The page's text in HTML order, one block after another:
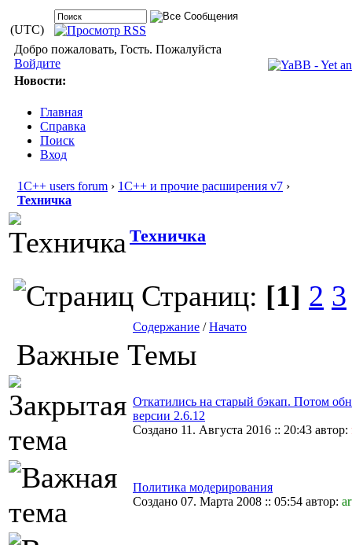
(UTC)
Добро пожаловать, Гость. Пожалуйста
Войдите
Новости:
Главная
Справка
Поиск
Вход
1С++ users forum › 1С++ и прочие расширения v7 ›
Техничка
Техничка
Страниц: [1] 2 3
Содержание /Начато
Важные Темы
Откатились на старый бэкап. Потом
версии 2.6.12
Создано 11. Августа 2016 :: 20:43 автор:
Политика модерирования
Создано 07. Марта 2008 :: 05:54 автор: